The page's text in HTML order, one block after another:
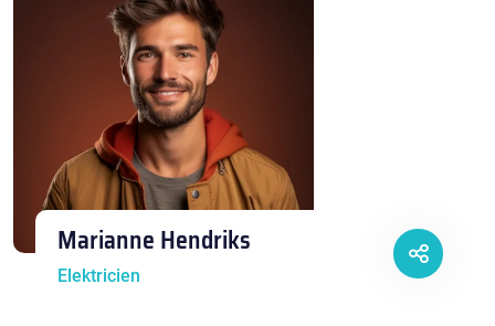
Marianne Hendriks
Elektricien